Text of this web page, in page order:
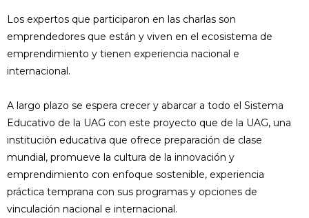
Los expertos que participaron en las charlas son
emprendedores que están y viven en el ecosistema de
emprendimiento y tienen experiencia nacional e
internacional.
A largo plazo se espera crecer y abarcar a todo el Sistema
Educativo de la UAG con este proyecto que de la UAG, una
institución educativa que ofrece preparación de clase
mundial, promueve la cultura de la innovación y
emprendimiento con enfoque sostenible, experiencia
práctica temprana con sus programas y opciones de
vinculación nacional e internacional.